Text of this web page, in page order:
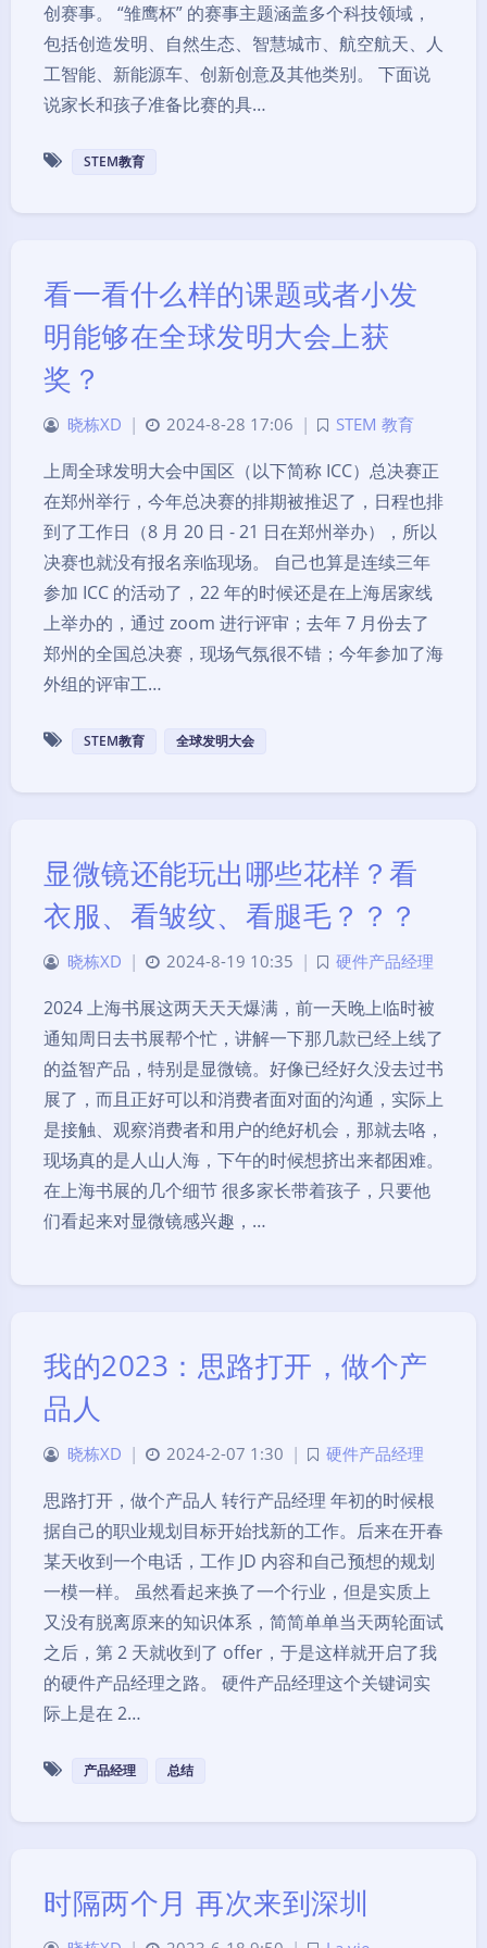
创赛事。 “雏鹰杯” 的赛事主题涵盖多个科技领域，
包括创造发明、自然生态、智慧城市、航空航天、人
工智能、新能源车、创新创意及其他类别。 下面说
说家长和孩子准备比赛的具…
STEM教育
看一看什么样的课题或者小发
明能够在全球发明大会上获
奖？
晓栋XD | 2024-8-28 17:06 | STEM 教育
上周全球发明大会中国区（以下简称 ICC）总决赛正
在郑州举行，今年总决赛的排期被推迟了，日程也排
到了工作日（8 月 20 日 - 21 日在郑州举办），所以
决赛也就没有报名亲临现场。 自己也算是连续三年
参加 ICC 的活动了，22 年的时候还是在上海居家线
上举办的，通过 zoom 进行评审；去年 7 月份去了
郑州的全国总决赛，现场气氛很不错；今年参加了海
外组的评审工…
STEM教育 全球发明大会
显微镜还能玩出哪些花样？看
衣服、看皱纹、看腿毛？？？
晓栋XD | 2024-8-19 10:35 | 硬件产品经理
2024 上海书展这两天天天爆满，前一天晚上临时被
通知周日去书展帮个忙，讲解一下那几款已经上线了
的益智产品，特别是显微镜。好像已经好久没去过书
展了，而且正好可以和消费者面对面的沟通，实际上
是接触、观察消费者和用户的绝好机会，那就去咯，
现场真的是人山人海，下午的时候想挤出来都困难。
在上海书展的几个细节 很多家长带着孩子，只要他
们看起来对显微镜感兴趣，…
我的2023：思路打开，做个产
品人
晓栋XD | 2024-2-07 1:30 | 硬件产品经理
思路打开，做个产品人 转行产品经理 年初的时候根
据自己的职业规划目标开始找新的工作。后来在开春
某天收到一个电话，工作 JD 内容和自己预想的规划
一模一样。 虽然看起来换了一个行业，但是实质上
又没有脱离原来的知识体系，简简单单当天两轮面试
之后，第 2 天就收到了 offer，于是这样就开启了我
的硬件产品经理之路。 硬件产品经理这个关键词实
际上是在 2…
产品经理 总结
时隔两个月 再次来到深圳